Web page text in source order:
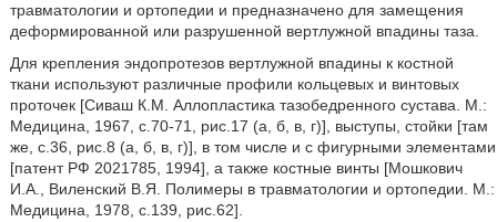
травматологии и ортопедии и предназначено для замещения
деформированной или разрушенной вертлужной впадины таза.
Для крепления эндопротезов вертлужной впадины к костной
ткани используют различные профили кольцевых и винтовых
проточек [Сиваш К.М. Аллопластика тазобедренного сустава. М.:
Медицина, 1967, с.70-71, рис.17 (а, б, в, г)], выступы, стойки [там
же, с.36, рис.8 (а, б, в, г)], в том числе и с фигурными элементами
[патент РФ 2021785, 1994], а также костные винты [Мошкович
И.А., Виленский В.Я. Полимеры в травматологии и ортопедии. М.:
Медицина, 1978, с.139, рис.62].